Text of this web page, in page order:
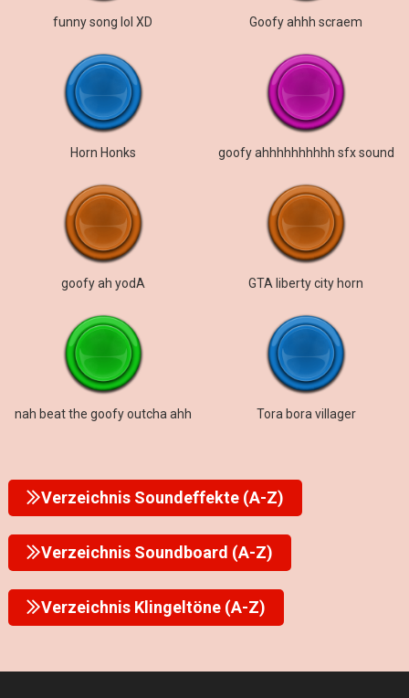
funny song lol XD Goofy ahhh scraem
Horn Honks goofy ahhhhhhhhhh sfx sound
goofy ah yodA GTA liberty city horn
nah beat the goofy outcha ahh Tora bora villager
Verzeichnis Soundeffekte (A-Z)
Verzeichnis Soundboard (A-Z)
Verzeichnis Klingeltöne (A-Z)